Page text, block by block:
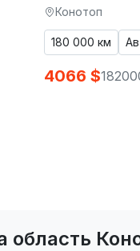
Конотоп
180 000 км
4066 $